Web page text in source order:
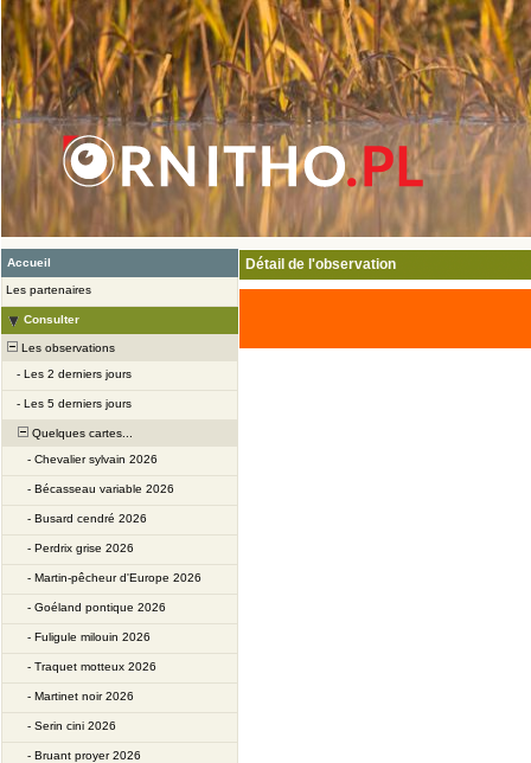
Accueil
Les partenaires
Consulter
Les observations
- Les 2 derniers jours
- Les 5 derniers jours
Quelques cartes...
- Chevalier sylvain 2026
- Bécasseau variable 2026
- Busard cendré 2026
- Perdrix grise 2026
- Martin-pêcheur d'Europe 2026
- Goéland pontique 2026
- Fuligule milouin 2026
- Traquet motteux 2026
- Martinet noir 2026
- Serin cini 2026
- Bruant proyer 2026
Détail de l'observation